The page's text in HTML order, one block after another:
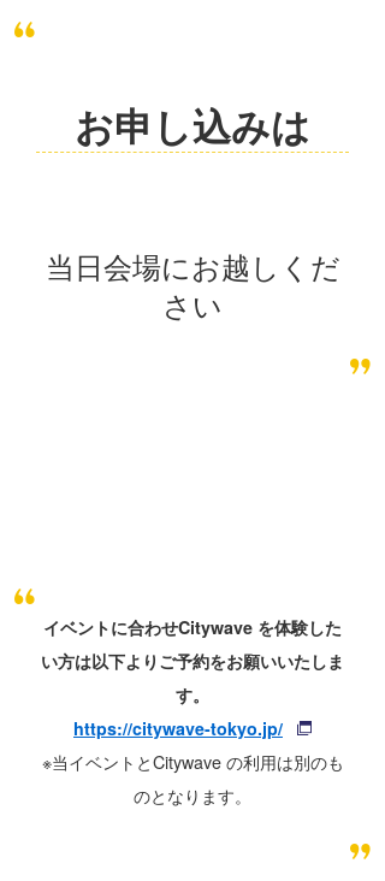
お申し込みは
当日会場にお越しくだ
さい
イベントに合わせCitywave を体験した
い方は以下よりご予約をお願いいたしま
す。
https://citywave-tokyo.jp/
※当イベントとCitywave の利用は別のも
のとなります。